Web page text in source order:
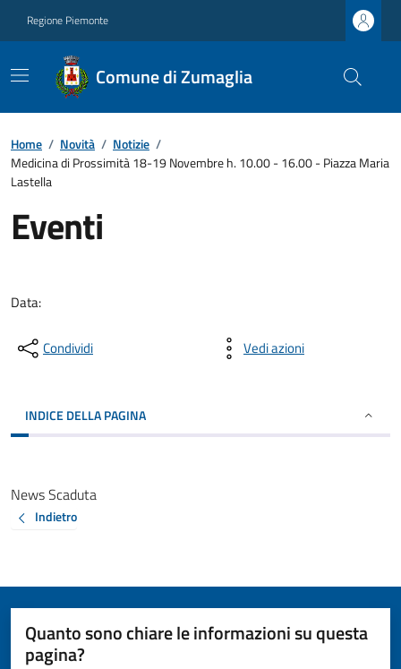
Regione Piemonte
Comune di Zumaglia
Home / Novità / Notizie /
Medicina di Prossimità 18-19 Novembre h. 10.00 - 16.00 - Piazza Maria
Lastella
Eventi
Data:
Condividi Vedi azioni
INDICE DELLA PAGINA
News Scaduta
Indietro
Quanto sono chiare le informazioni su questa
pagina?